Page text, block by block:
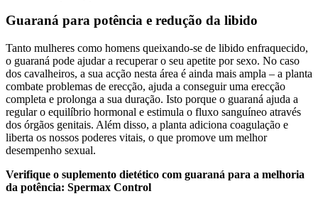
Guaraná para potência e redução da libido
Tanto mulheres como homens queixando-se de libido enfraquecido,
o guaraná pode ajudar a recuperar o seu apetite por sexo. No caso
dos cavalheiros, a sua acção nesta área é ainda mais ampla – a planta
combate problemas de erecção, ajuda a conseguir uma erecção
completa e prolonga a sua duração. Isto porque o guaraná ajuda a
regular o equilíbrio hormonal e estimula o fluxo sanguíneo através
dos órgãos genitais. Além disso, a planta adiciona coagulação e
liberta os nossos poderes vitais, o que promove um melhor
desempenho sexual.
Verifique o suplemento dietético com guaraná para a melhoria
da potência: Spermax Control